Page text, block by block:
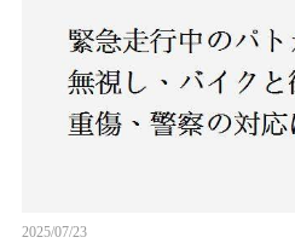
2025/07/23